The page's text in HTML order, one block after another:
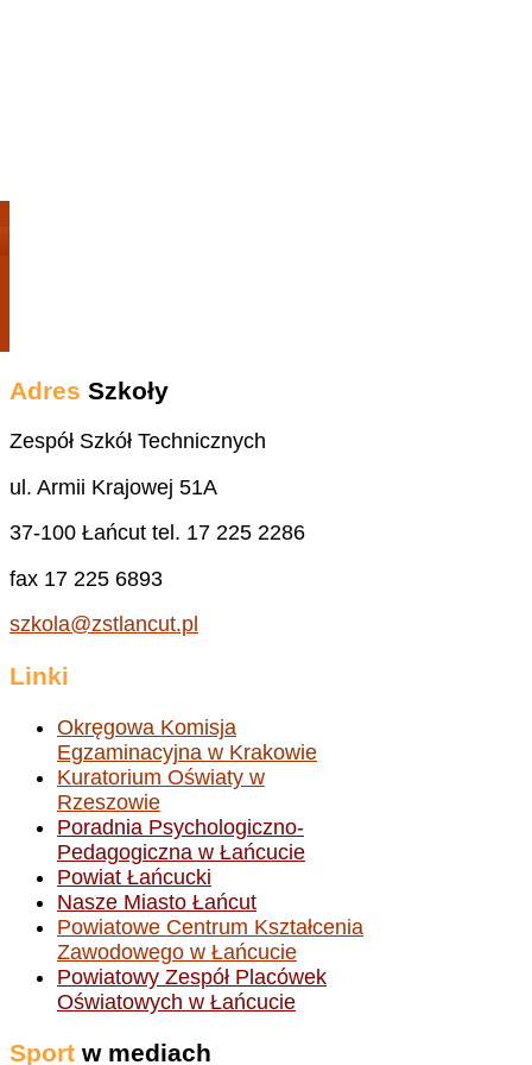
Adres Szkoły
Zespół Szkół Technicznych
ul. Armii Krajowej 51A
37-100 Łańcut tel. 17 225 2286
fax 17 225 6893
szkola@zstlancut.pl
Linki
Okręgowa Komisja
Egzaminacyjna w Krakowie
Kuratorium Oświaty w
Rzeszowie
Poradnia Psychologiczno-
Pedagogiczna w Łańcucie
Powiat Łańcucki
Nasze Miasto Łańcut
Powiatowe Centrum Kształcenia
Zawodowego w Łańcucie
Powiatowy Zespół Placówek
Oświatowych w Łańcucie
Sport w mediach